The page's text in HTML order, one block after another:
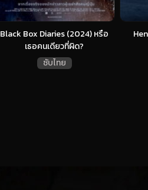
Black Box Diaries (2024) หรือ
เธอคนเดียวที่ผิด?
ซับไทย